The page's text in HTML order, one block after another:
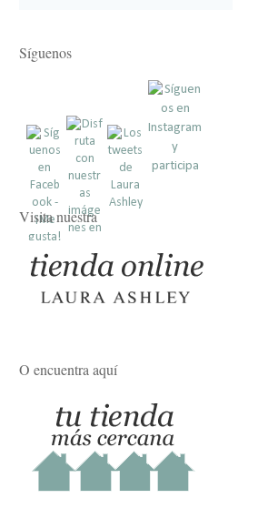
Síguenos
Visita nuestra
O encuentra aquí